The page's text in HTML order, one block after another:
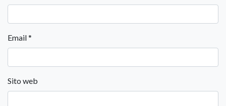
Email*
Sito web